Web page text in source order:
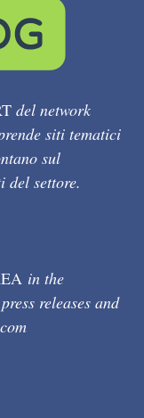
del network
siti tematici
sul
del settore.
in the
releases and